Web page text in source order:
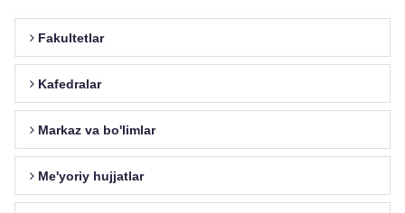
Fakultetlar
Kafedralar
Markaz va bo'limlar
Me'yoriy hujjatlar